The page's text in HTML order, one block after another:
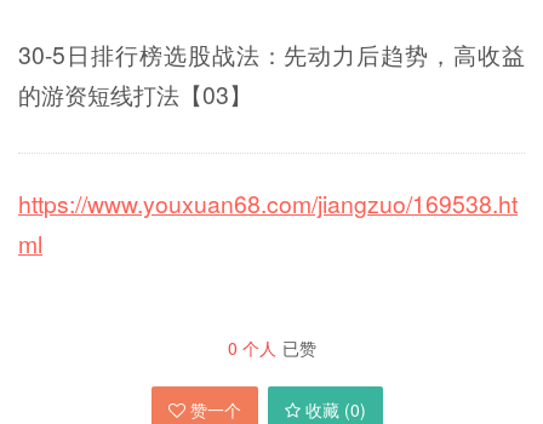
30-5日排行榜选股战法：先动力后趋势，高收益
的游资短线打法【03】
https://www.youxuan68.com/jiangzuo/169538.ht
ml
0 个人 已赞
赞一个 收藏 (0)